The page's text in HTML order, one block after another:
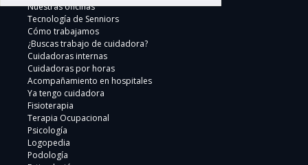
Nuestras oficinas
Tecnología de Senniors
Cómo trabajamos
¿Buscas trabajo de cuidadora?
Cuidadoras internas
Cuidadoras por horas
Acompañamiento en hospitales
Ya tengo cuidadora
Fisioterapia
Terapia Ocupacional
Psicología
Logopedia
Podología